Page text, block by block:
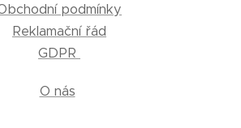
podmínky
Reklamační řád
GDPR
O nás